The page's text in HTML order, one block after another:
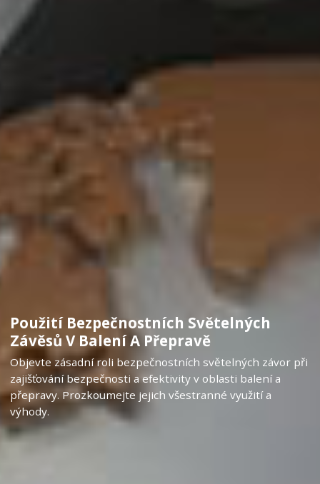
Použití Bezpečnostních Světelných
Závěsů V Balení A Přepravě
Objevte zásadní roli bezpečnostních světelných závor při
zajišťování bezpečnosti a efektivity v oblasti balení a
přepravy. Prozkoumejte jejich všestranné využití a
výhody.